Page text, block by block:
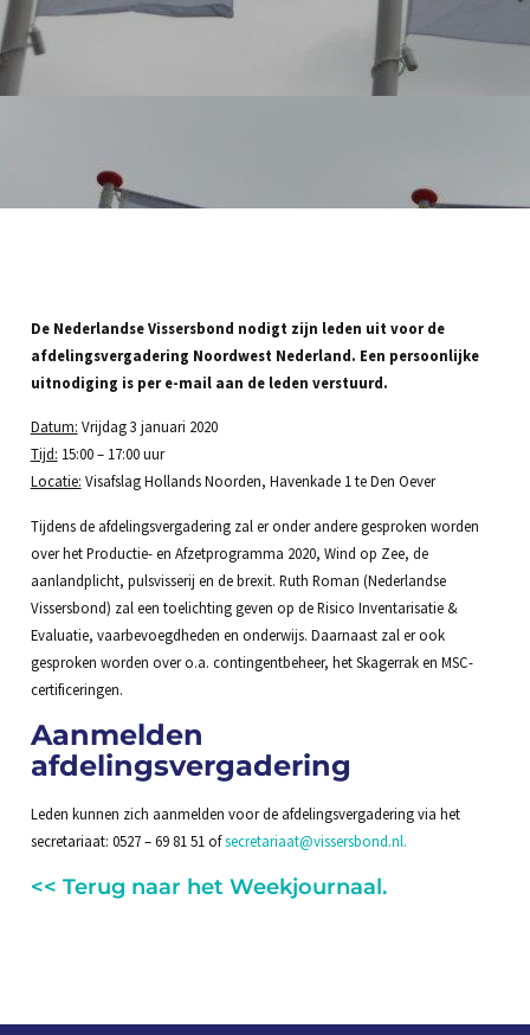
De Nederlandse Vissersbond nodigt zijn leden uit voor de
afdelingsvergadering Noordwest Nederland. Een persoonlijke
uitnodiging is per e-mail aan de leden verstuurd.
Datum: Vrijdag 3 januari 2020
Tijd: 15:00 – 17:00 uur
Locatie: Visafslag Hollands Noorden, Havenkade 1 te Den Oever
Tijdens de afdelingsvergadering zal er onder andere gesproken worden
over het Productie- en Afzetprogramma 2020, Wind op Zee, de
aanlandplicht, pulsvisserij en de brexit. Ruth Roman (Nederlandse
Vissersbond) zal een toelichting geven op de Risico Inventarisatie &
Evaluatie, vaarbevoegdheden en onderwijs. Daarnaast zal er ook
gesproken worden over o.a. contingentbeheer, het Skagerrak en MSC-
certificeringen.
Aanmelden
afdelingsvergadering
Leden kunnen zich aanmelden voor de afdelingsvergadering via het
secretariaat: 0527 – 69 81 51 ofsecretariaat@vissersbond.nl.
<< Terug naar het Weekjournaal.